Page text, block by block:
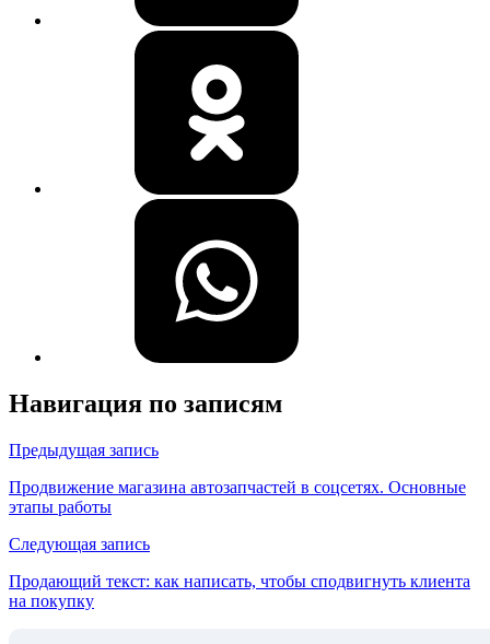
Навигация по записям
Предыдущая запись
Продвижение магазина автозапчастей в соцсетях. Основные
этапы работы
Следующая запись
Продающий текст: как написать, чтобы сподвигнуть клиента
на покупку